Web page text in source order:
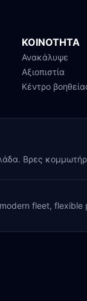
ΚΟΙΝΟΤΗΤΑ
Ανακάλυψε
Αξιοπιστία
Κέντρο
Βρες
fleet,